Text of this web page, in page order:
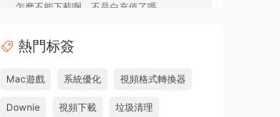
怎麽不能下載啊，不是白充值了嗎
來源：
Adobe Premiere Pro 2026 v26.2.2 Mac
中文破解版 PR2026 強大視頻編輯軟件
u604731536624 • 2026-07-15
熱門标簽
Mac遊戲 系統優化 視頻格式轉換器
Downie 視頻下載 垃圾清理